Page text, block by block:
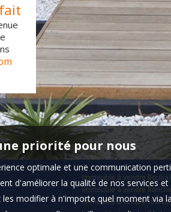
Immeuble à vendre
Immeuble à vendre
Immeuble à vendre
priorité pour nous
optimale et une communication
d'améliorer la qualité de nos services
modifier à n'importe quel moment